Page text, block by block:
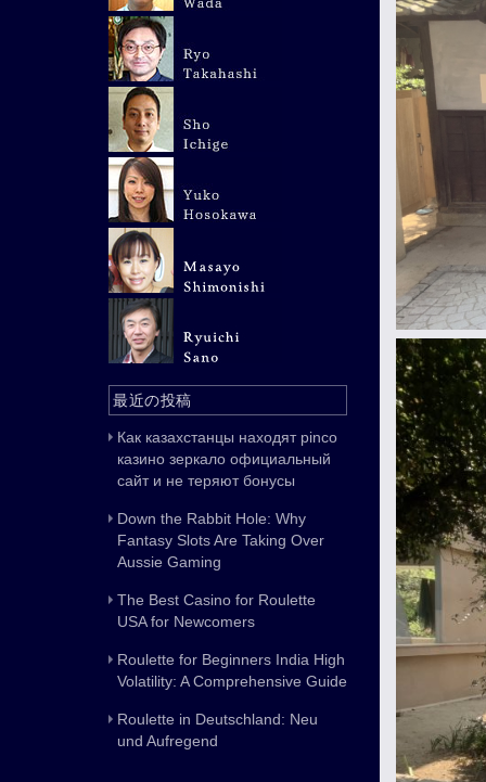
最近の投稿
Как казахстанцы находят pinco
казино зеркало официальный
сайт и не теряют бонусы
Down the Rabbit Hole: Why
Fantasy Slots Are Taking Over
Aussie Gaming
The Best Casino for Roulette
USA for Newcomers
Roulette for Beginners India High
Volatility: A Comprehensive Guide
Roulette in Deutschland: Neu
und Aufregend